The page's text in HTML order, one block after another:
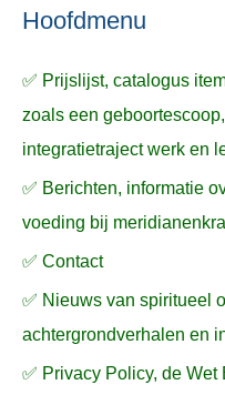
na
r
:
Hoofdmenu
✅ Prijslijst, catalogus
zoals een
integratietraject werk en
✅ Berichten, informatie
voeding bij
✅ Contact
✅ Nieuws van spiritueel
achtergrondverhalen en
✅ Privacy Policy, de Wet
n